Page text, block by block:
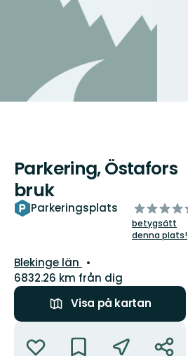
Parkering, Östafors
bruk
Parkeringsplats
av
5
stjärnor
betygsätt
denna plats!
Län:
Blekinge län
6832.26 km från dig
Visa på kartan